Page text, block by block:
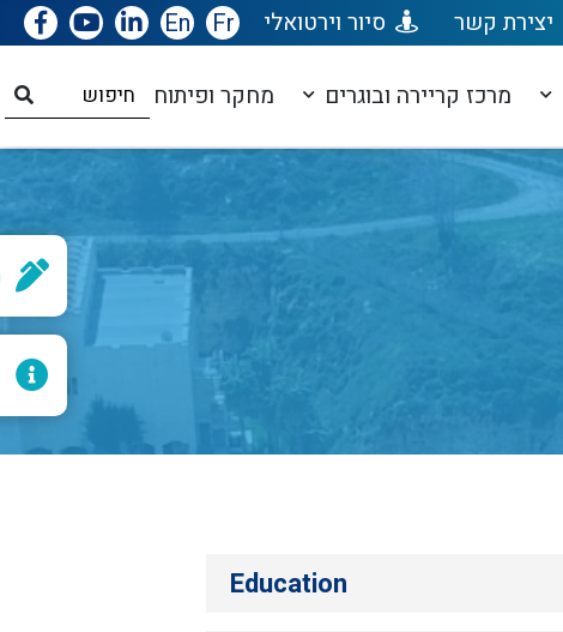
יצירת קשר סיור וירטואלי Fr
En
מרכז קריירה ובוגרים מחקר ופיתוח
Education